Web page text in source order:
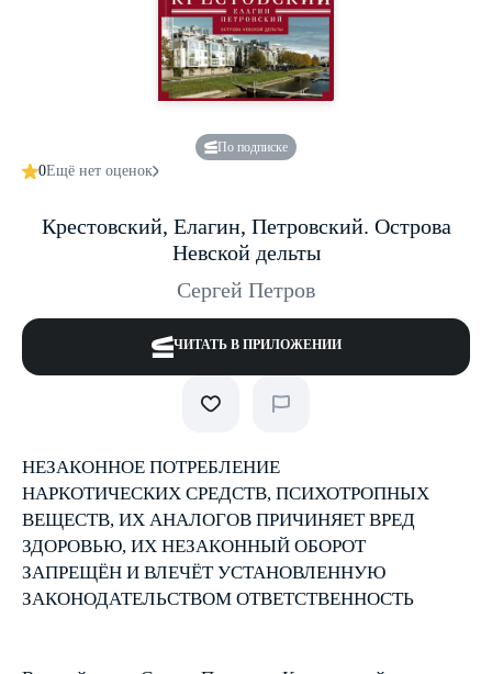
По подписке
0Ещё нет оценок
Крестовский, Елагин, Петровский. Острова
Невской дельты
Сергей Петров
ЧИТАТЬ В ПРИЛОЖЕНИИ
НЕЗАКОННОЕ ПОТРЕБЛЕНИЕ
НАРКОТИЧЕСКИХ СРЕДСТВ, ПСИХОТРОПНЫХ
ВЕЩЕСТВ, ИХ АНАЛОГОВ ПРИЧИНЯЕТ ВРЕД
ЗДОРОВЬЮ, ИХ НЕЗАКОННЫЙ ОБОРОТ
ЗАПРЕЩЁН И ВЛЕЧЁТ УСТАНОВЛЕННУЮ
ЗАКОНОДАТЕЛЬСТВОМ ОТВЕТСТВЕННОСТЬ